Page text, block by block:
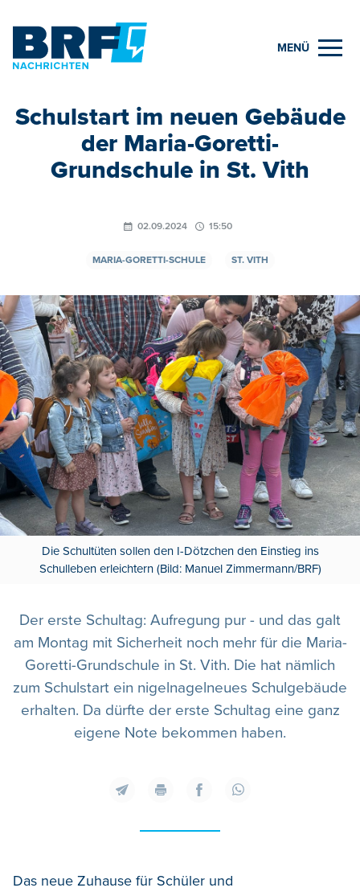
MENÜ
Schulstart im neuen Gebäude
der Maria-Goretti-
Grundschule in St. Vith
02.09.2024 15:50
MARIA-GORETTI-SCHULE ST. VITH
Die Schultüten sollen den I-Dötzchen den Einstieg ins
Schulleben erleichtern (Bild: Manuel Zimmermann/BRF)
Der erste Schultag: Aufregung pur - und das galt
am Montag mit Sicherheit noch mehr für die Maria-
Goretti-Grundschule in St. Vith. Die hat nämlich
zum Schulstart ein nigelnagelneues Schulgebäude
erhalten. Da dürfte der erste Schultag eine ganz
eigene Note bekommen haben.
Das neue Zuhause für Schüler und